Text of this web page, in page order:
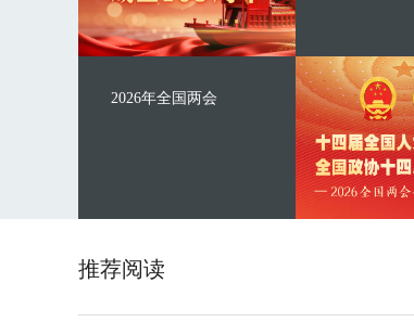
2026年全国两会
推荐阅读